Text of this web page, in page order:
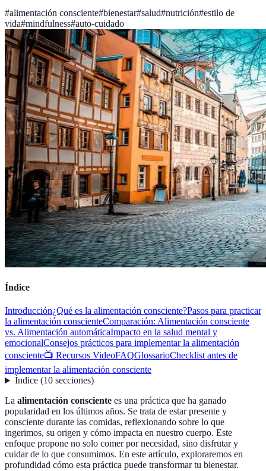
#alimentación consciente#bienestar#salud#nutrición#estilo de
vida#mindfulness#auto-cuidado
Índice
Introducción¿Qué es la alimentación consciente?Pasos para practicar
la alimentación conscienteComparación: Alimentación consciente
vs. Alimentación automáticaImpacto en la salud mental y
emocionalConsejos prácticos para implementar la alimentación
consciente📺 Recursos VideoFAQGlossarioChecklist antes de
implementar la alimentación consciente
Índice(10 secciones)
La alimentación consciente es una práctica que ha ganado
popularidad en los últimos años. Se trata de estar presente y
consciente durante las comidas, reflexionando sobre lo que
ingerimos, su origen y cómo impacta en nuestro cuerpo. Este
enfoque propone no solo comer por necesidad, sino disfrutar y
cuidar de lo que consumimos. En este artículo, exploraremos en
profundidad cómo esta práctica puede transformar tu bienestar.